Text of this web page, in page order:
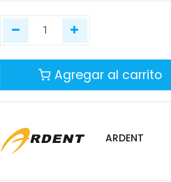
Agregar al carrito
ARDENT